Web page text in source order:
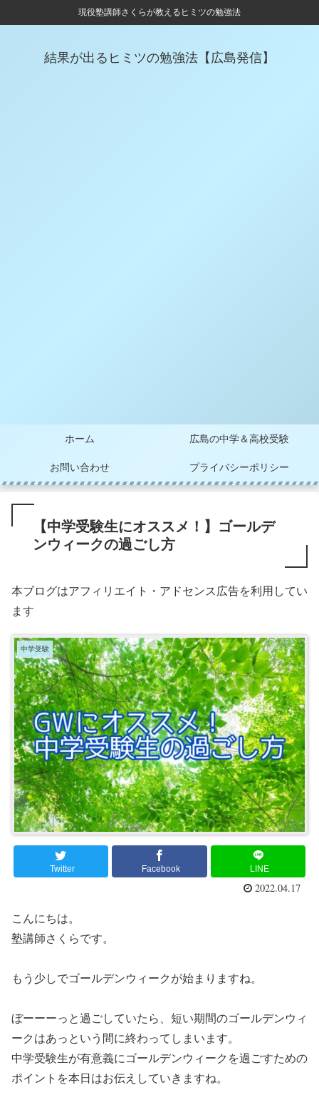
現役塾講師さくらが教えるヒミツの勉強法
結果が出るヒミツの勉強法【広島発信】
ホーム 広島の中学＆高校受験
お問い合わせ プライバシーポリシー
【中学受験生にオススメ！】ゴールデ
ンウィークの過ごし方
本ブログはアフィリエイト・アドセンス広告を利用してい
ます
中学受験
Twitter Facebook LINE
2022.04.17
こんにちは。
塾講師さくらです。
もう少しでゴールデンウィークが始まりますね。
ぼーーーっと過ごしていたら、短い期間のゴールデンウィ
ークはあっという間に終わってしまいます。
中学受験生が有意義にゴールデンウィークを過ごすための
ポイントを本日はお伝えしていきますね。